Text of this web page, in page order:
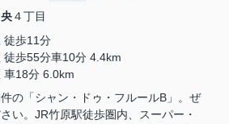
４丁目
徒歩11分
徒歩55分車10分 4.4km
車18分 6.0km
の「シャン・ドゥ・フルールB」。ぜ
い。JR竹原駅徒歩圏内、スーパー・